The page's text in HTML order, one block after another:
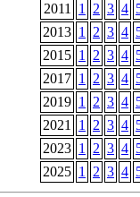
2011
1 2 3 4
2013 1 2 3 4
2015 1 2 3 4
2017 1 2 3 4
2019 1 2 3 4
2021
1 2 3 4
2023 1 2 3 4
2025 1 2 3 4